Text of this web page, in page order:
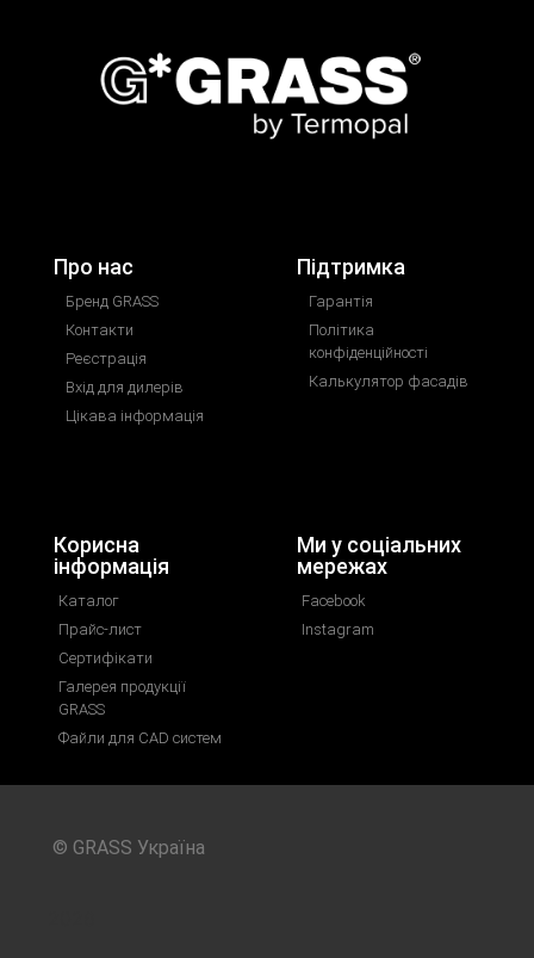
Про нас
Бренд GRASS
Контакти
Реєстрація
Вхід для дилерів
Цікава інформація
Підтримка
Гарантія
Політика
конфіденційності
Калькулятор фасадів
Корисна
інформація
Каталог
Прайс-лист
Сертифікати
Галерея продукції
GRASS
Файли для CAD систем
Ми у соціальних
мережах
Facebook
Instagram
© GRASS Україна